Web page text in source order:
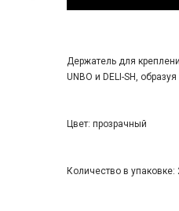
Держатель для
UNBO и DELI-SH,
Цвет: прозрачный
Количество в упаковке: